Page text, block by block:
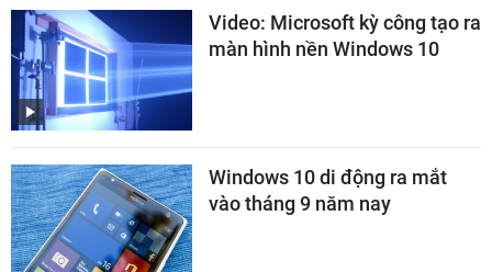
Video: Microsoft kỳ công tạo ra
màn hình nền Windows 10
Windows 10 di động ra mắt
vào tháng 9 năm nay